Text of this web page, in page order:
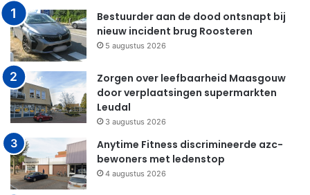
Bestuurder aan de dood ontsnapt bij
nieuw incident brug Roosteren
5 augustus 2026
Zorgen over leefbaarheid Maasgouw
door verplaatsingen supermarkten
Leudal
3 augustus 2026
Anytime Fitness discrimineerde azc-
bewoners met ledenstop
4 augustus 2026